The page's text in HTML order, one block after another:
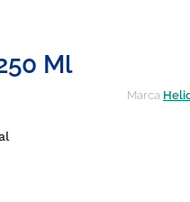
Ml
Marca